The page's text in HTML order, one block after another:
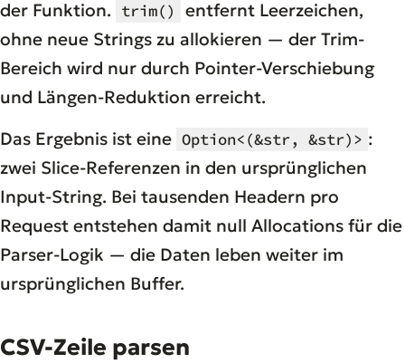
der Funktion. trim()
entfernt Leerzeichen,
ohne neue Strings zu allokieren — der Trim-
Bereich wird nur durch Pointer-Verschiebung
und Längen-Reduktion erreicht.
Das Ergebnis ist eine Option<(&str, &str)> :
zwei Slice-Referenzen in den ursprünglichen
Input-String. Bei tausenden Headern pro
Request entstehen damit null Allocations für die
Parser-Logik — die Daten leben weiter im
ursprünglichen Buffer.
CSV-Zeile parsen